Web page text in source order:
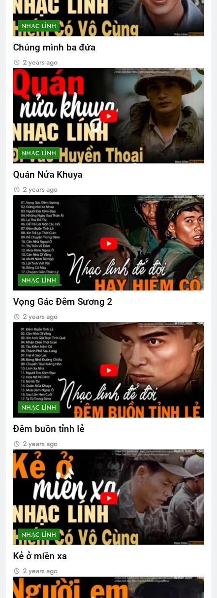
3 Years Ago
Tagore)
Văn thư BCH-TH
2 Years Ago
CSVSQ Huỳnh Như Pháp K26
3 Years Ago
Upload Photo lên your own profile
2 Years Ago
CHUYỆN TÌNH BƯỚM TRẮNG
3 Years Ago
Phân Ưu CSVSQ Lương Huỳnh Hương
NHẠC LÍNH
Chúng mình ba đứa
2 years ago
NHẠC LÍNH
Quán Nửa Khuya
2 years ago
NHẠC LÍNH
Vọng Gác Đêm Sương 2
2 years ago
NHẠC LÍNH
Đêm buồn tỉnh lẻ
2 years ago
NHẠC LÍNH
Kẻ ở miền xa
2 years ago